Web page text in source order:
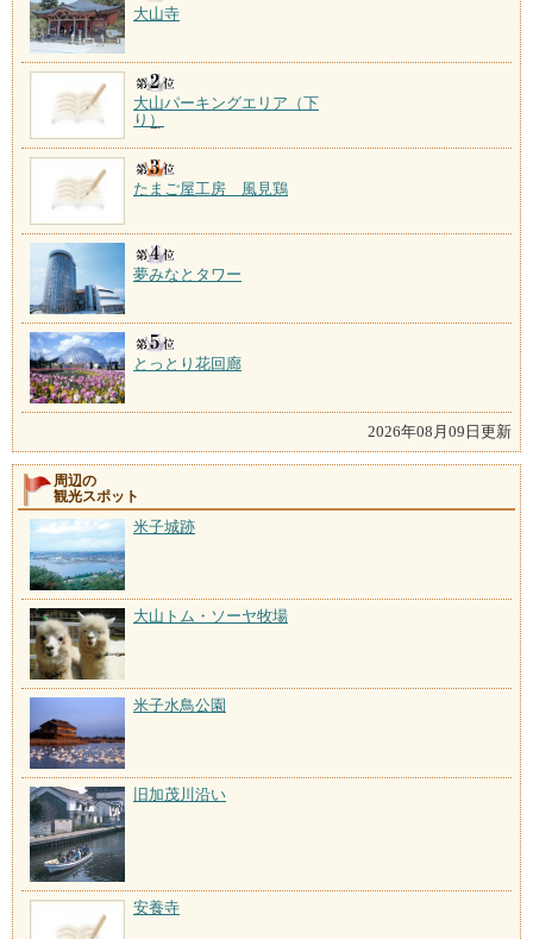
大山寺
大山パーキングエリア（下
り）
たまご屋工房 風見鶏
夢みなとタワー
とっとり花回廊
2026年08月09日更新
周辺の
観光スポット
米子城跡
大山トム・ソーヤ牧場
米子水鳥公園
旧加茂川沿い
安養寺